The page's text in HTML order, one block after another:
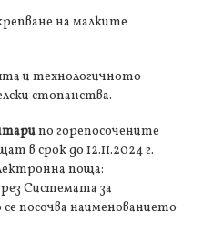
на малките
и технологичното
стопанства.
по горепосочените
в срок до 12.11.2024 г.
поща:
Системата за
посочва наименованието